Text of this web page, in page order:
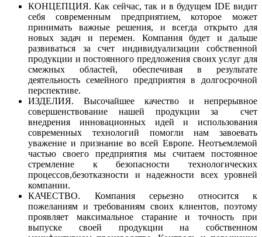
КОНЦЕПЦИЯ.Как сейчас, так и в будущем IDE видит
себя современным предприятием, которое может
принимать важные решения, и всегда открыто для
новых задач и перемен. Компания будет и дальше
развиваться за счет индивидуализации собственной
продукции и постоянного предложения своих услуг для
смежных областей, обеспечивая в результате
деятельность семейного предприятия в долгосрочной
перспективе.
ИЗДЕЛИЯ. Высочайшее качество и непрерывное
совершенствование нашей продукции за счет
внедрения инновационных идей и использования
современных технологий помогли нам завоевать
уважение и признание во всей Европе. Неотъемлемой
частью своего предприятия мы считаем постоянное
стремление к безопасности технологических
процессов,безотказности и надежности всех уровней
компании.
КАЧЕСТВО. Компания серьезно относится к
пожеланиям и требованиям своих клиентов, поэтому
проявляет максимальное старание и точность при
выпуске своей продукции на собственном